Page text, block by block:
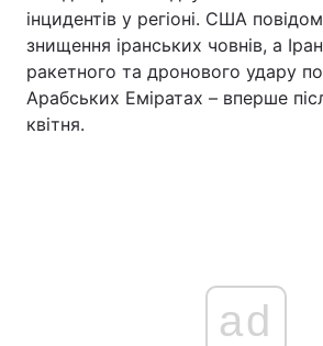
інцидентів у регіоні. США
знищення іранських човнів, а
ракетного та дронового удару
Арабських Еміратах – вперше
квітня.
ad